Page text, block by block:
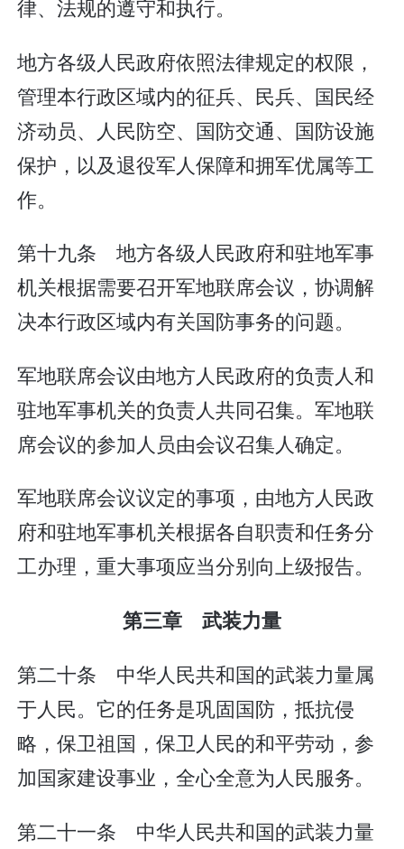
律、法规的遵守和执行。
地方各级人民政府依照法律规定的权限，
管理本行政区域内的征兵、民兵、国民经
济动员、人民防空、国防交通、国防设施
保护，以及退役军人保障和拥军优属等工
作。
第十九条 地方各级人民政府和驻地军事
机关根据需要召开军地联席会议，协调解
决本行政区域内有关国防事务的问题。
军地联席会议由地方人民政府的负责人和
驻地军事机关的负责人共同召集。军地联
席会议的参加人员由会议召集人确定。
军地联席会议议定的事项，由地方人民政
府和驻地军事机关根据各自职责和任务分
工办理，重大事项应当分别向上级报告。
第三章 武装力量
第二十条 中华人民共和国的武装力量属
于人民。它的任务是巩固国防，抵抗侵
略，保卫祖国，保卫人民的和平劳动，参
加国家建设事业，全心全意为人民服务。
第二十一条 中华人民共和国的武装力量